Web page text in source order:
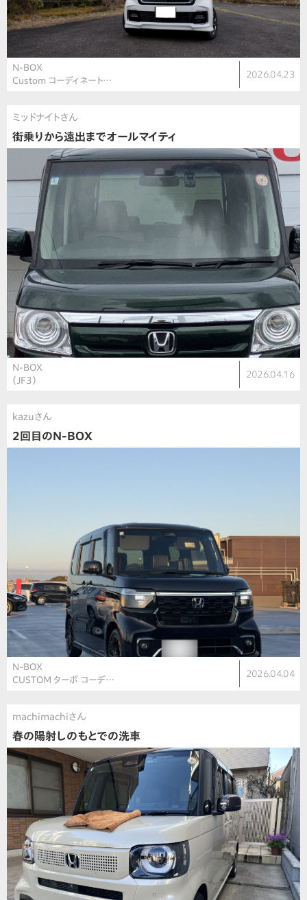
N-BOX
Custom コーディネート…
2026.04.23
ミッドナイトさん
街乗りから遠出までオールマイティ
N-BOX
（JF3）
2026.04.16
kazuさん
2回目のN-BOX
N-BOX
CUSTOM ターボ コーデ…
2026.04.04
machimachiさん
春の陽射しのもとでの洗車